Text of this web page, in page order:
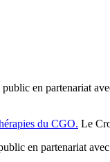
en partenariat
du CGO. Le
en partenariat